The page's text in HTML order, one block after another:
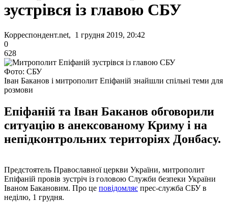
зустрівся із главою СБУ
Корреспондент.net, 1 грудня 2019, 20:42
0
628
Фото: СБУ
Іван Баканов і митрополит Епіфаній знайшли спільні теми для
розмови
Епіфаній та Іван Баканов обговорили
ситуацію в анексованому Криму і на
непідконтрольних територіях Донбасу.
Предстоятель Православної церкви України, митрополит
Епіфаній провів зустріч із головою Служби безпеки України
Іваном Бакановим. Про це повідомляє прес-служба СБУ в
неділю, 1 грудня.